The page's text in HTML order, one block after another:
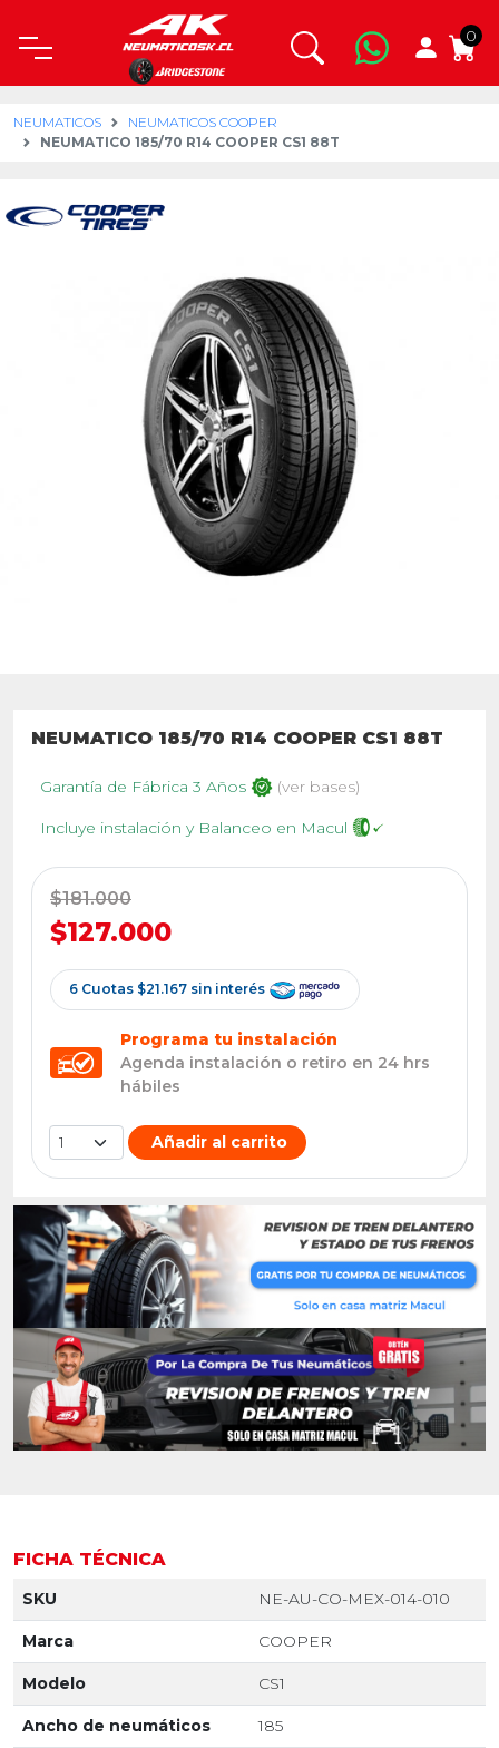
0
NEUMATICOS
NEUMATICOS COOPER
NEUMATICO 185/70 R14 COOPER CS1 88T
NEUMATICO 185/70 R14 COOPER CS1 88T
Garantía de Fábrica 3 Años (ver bases)
Incluye instalación y Balanceo en Macul
$181.000
$127.000
6 Cuotas $21.167 sin interés
Programa tu instalación
Agenda instalación o retiro en 24 hrs
hábiles
Añadir al carrito
FICHA TÉCNICA
SKU NE-AU-CO-MEX-014-010
Marca COOPER
Modelo CS1
Ancho de neumáticos 185